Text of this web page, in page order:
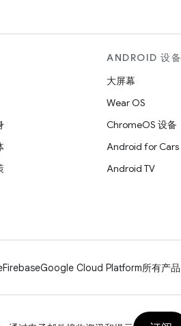
ANDROID 设备
大屏幕
Wear OS
ChromeOS 设备
Android for Cars
Android TV
FirebaseGoogle Cloud Platform所有产品